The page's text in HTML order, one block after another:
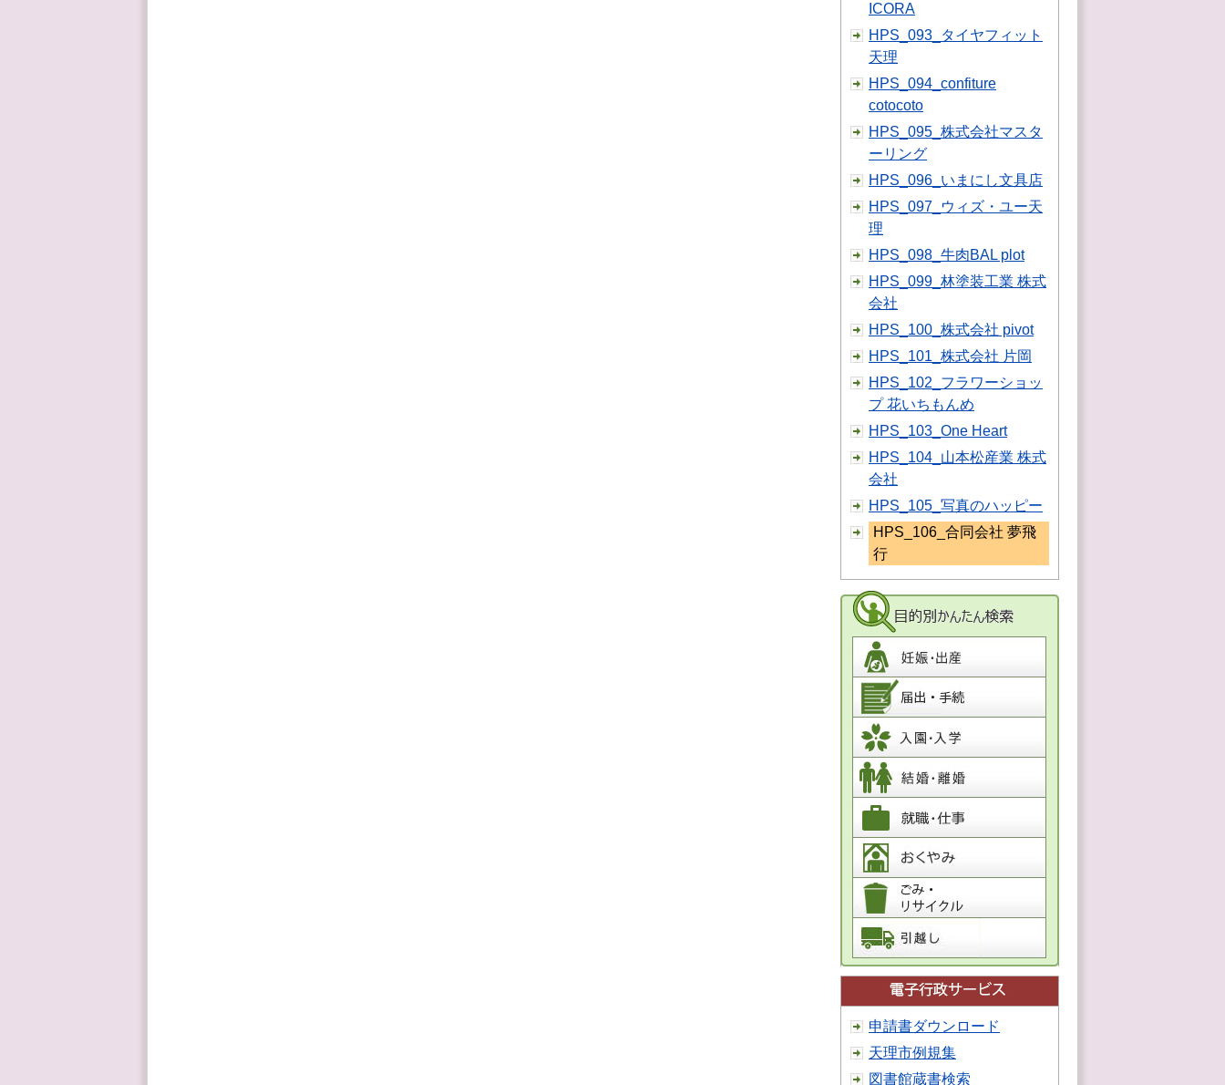
ICORA
HPS_093_タイヤフィット
天理
HPS_094_confiture
cotocoto
HPS_095_株式会社マスタ
ーリング
HPS_096_いまにし文具店
HPS_097_ウィズ・ユー天
理
HPS_098_牛肉BAL plot
HPS_099_林塗装工業 株式
会社
HPS_100_株式会社 pivot
HPS_101_株式会社 片岡
HPS_102_フラワーショッ
プ 花いちもんめ
HPS_103_One Heart
HPS_104_山本松産業 株式
会社
HPS_105_写真のハッピー
HPS_106_合同会社 夢飛
行
申請書ダウンロード
天理市例規集
図書館蔵書検索